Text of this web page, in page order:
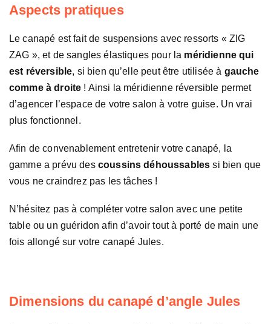
Aspects pratiques
Le canapé est fait de suspensions avec ressorts « ZIG
ZAG », et de sangles élastiques pour la méridienne qui
est réversible, si bien qu’elle peut être utilisée à gauche
comme à droite ! Ainsi la méridienne réversible permet
d’agencer l’espace de votre salon à votre guise. Un vrai
plus fonctionnel.
Afin de convenablement entretenir votre canapé, la
gamme a prévu des coussins déhoussables si bien que
vous ne craindrez pas les tâches !
N’hésitez pas à compléter votre salon avec une petite
table ou un guéridon afin d’avoir tout à porté de main une
fois allongé sur votre canapé Jules.
Dimensions du canapé d’angle Jules